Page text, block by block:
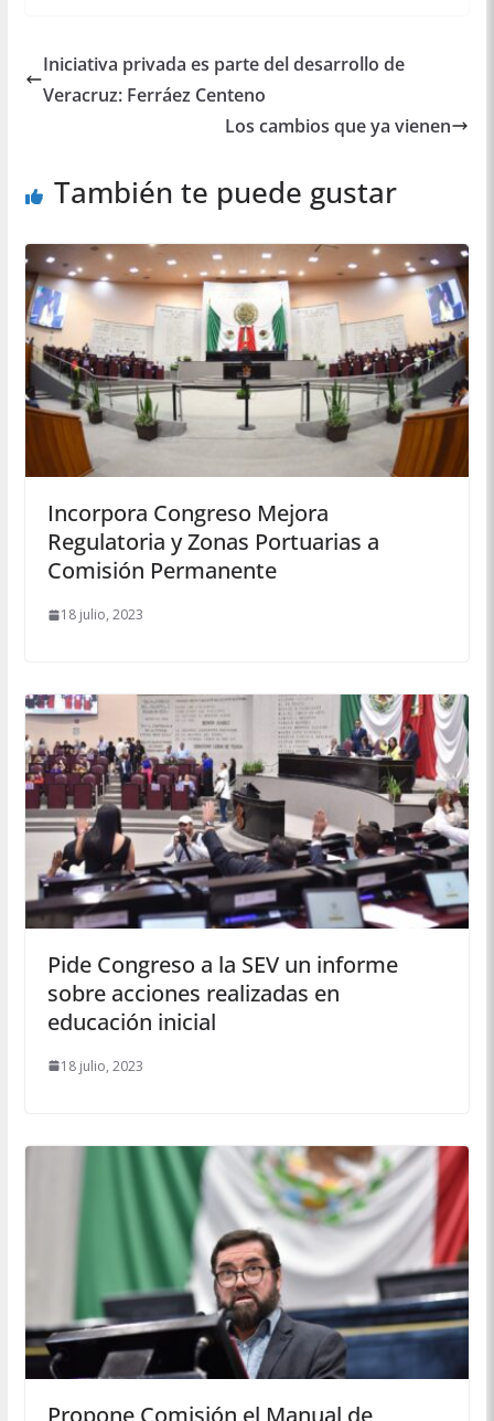
Iniciativa privada es parte del desarrollo de
Veracruz: Ferráez Centeno
Los cambios que ya vienen
También te puede gustar
Incorpora Congreso Mejora
Regulatoria y Zonas Portuarias a
Comisión Permanente
18 julio, 2023
Pide Congreso a la SEV un informe
sobre acciones realizadas en
educación inicial
18 julio, 2023